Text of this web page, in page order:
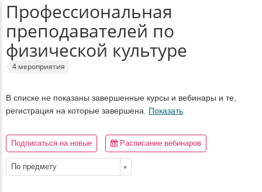
Профессиональная
преподавателей по
физической культуре
4 мероприятия
В списке не показаны завершенные курсы и вебинары и те,
регистрация на которые завершена. Показать
Подписаться на новые Расписание вебинаров
По предмету